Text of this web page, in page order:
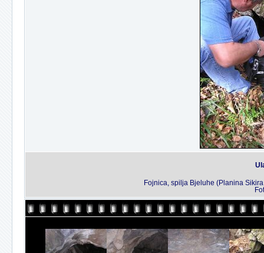
Fojnica, spilja Bjeluhe (Planina